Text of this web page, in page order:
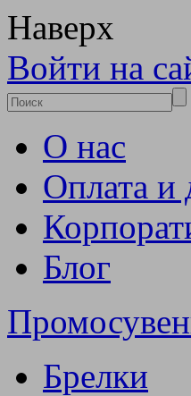
Наверх
Войти на
О нас
Оплата и
Блог
Брелки